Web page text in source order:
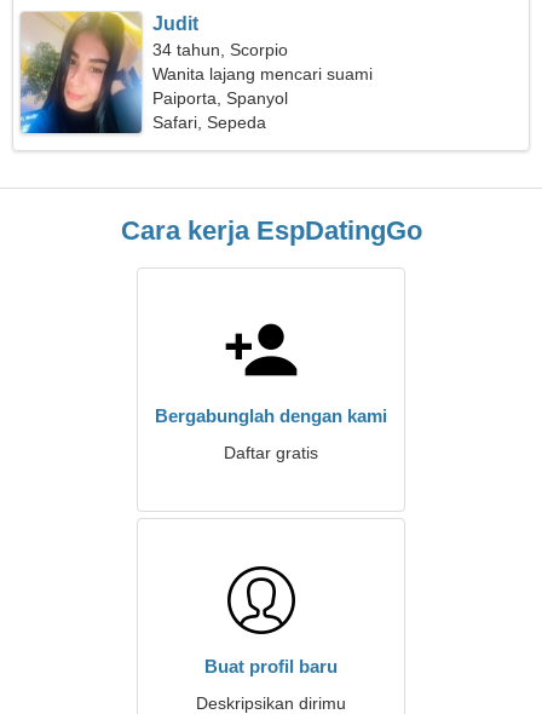
Judit
34 tahun, Scorpio
Wanita lajang mencari suami
Paiporta, Spanyol
Safari, Sepeda
Cara kerja EspDatingGo
Bergabunglah dengan kami
Daftar gratis
Buat profil baru
Deskripsikan dirimu